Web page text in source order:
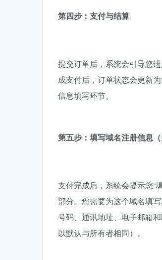
第四步：支付与结算
提交订单后，系统会引导您
成支付后，订单状态会更新
信息填写环节。
第五步：填写域名注册信息（
支付完成后，系统会提示您“
部分。您需要为这个域名填
号码、通讯地址、电子邮箱
以默认与所有者相同）。